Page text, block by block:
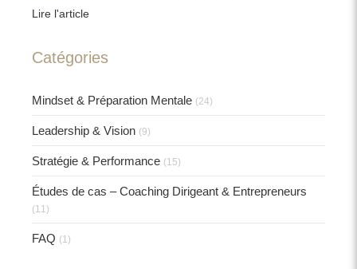
Lire l'article
Catégories
Mindset & Préparation Mentale (24)
Leadership & Vision (9)
Stratégie & Performance (15)
Études de cas – Coaching Dirigeant & Entrepreneurs
(11)
FAQ (1)